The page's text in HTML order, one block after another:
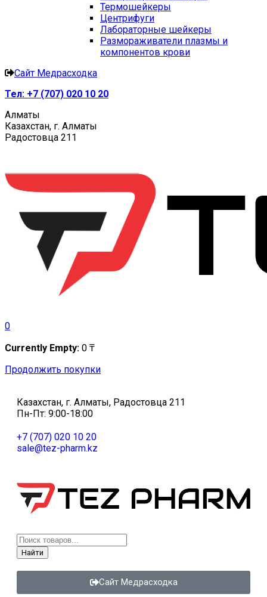
Термошейкеры
Центрифуги
Лабораторные шейкеры
Размораживатели плазмы и
компонентов крови
Сайт Медрасходка
Тел: +7 (707) 020 10 20
Алматы
Казахстан, г. Алматы
Радостовца 211
0
Currently Empty: 0 ₸
Продолжить покупки
Казахстан, г. Алматы, Радостовца 211
Пн-Пт: 9:00-18:00
+7 (707) 020 10 20
sale@tez-pharm.kz
Найти
Сайт Медрасходка